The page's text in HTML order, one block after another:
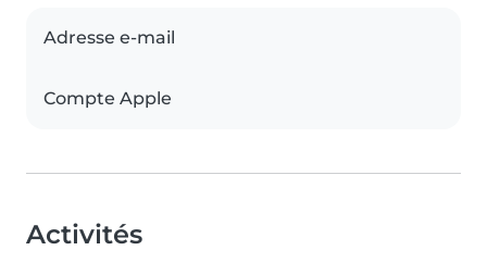
Adresse e-mail
Compte Apple
Activités